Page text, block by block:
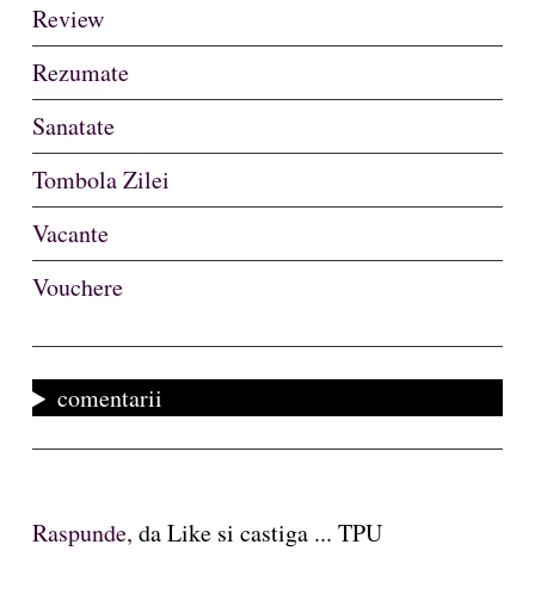
Review
Rezumate
Sanatate
Tombola Zilei
Vacante
Vouchere
comentarii
Raspunde, da Like si castiga ... TPU